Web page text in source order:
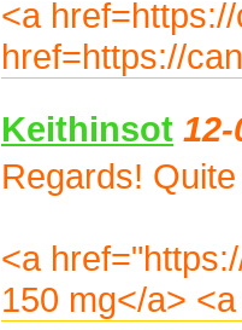
<a
href=https://
Keithinsot 12-
Regards!
<a
150 mg</a>